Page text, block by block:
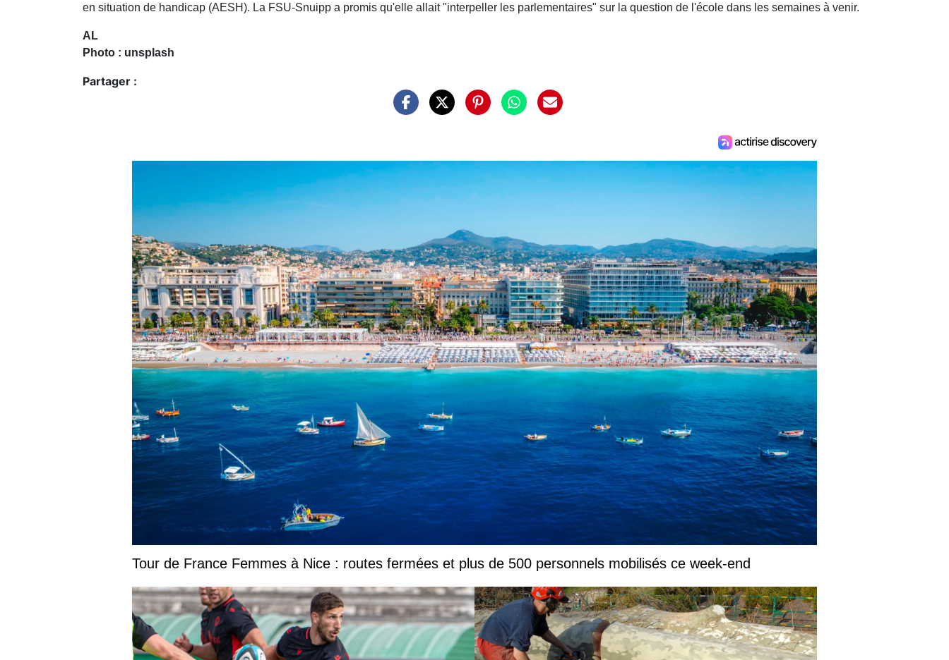
en situation de handicap (AESH). La FSU-Snuipp a promis qu'elle allait "interpeller les parlementaires" sur la question de l'école dans les semaines à venir.
AL
Photo : unsplash
Partager :
Tour de France Femmes à Nice : routes fermées et plus de 500 personnels mobilisés ce week-end